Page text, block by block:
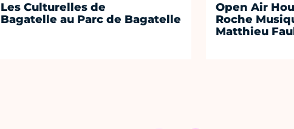
Les Culturelles de
Bagatelle au Parc de Bagatelle
Open Air
Roche
Matthieu